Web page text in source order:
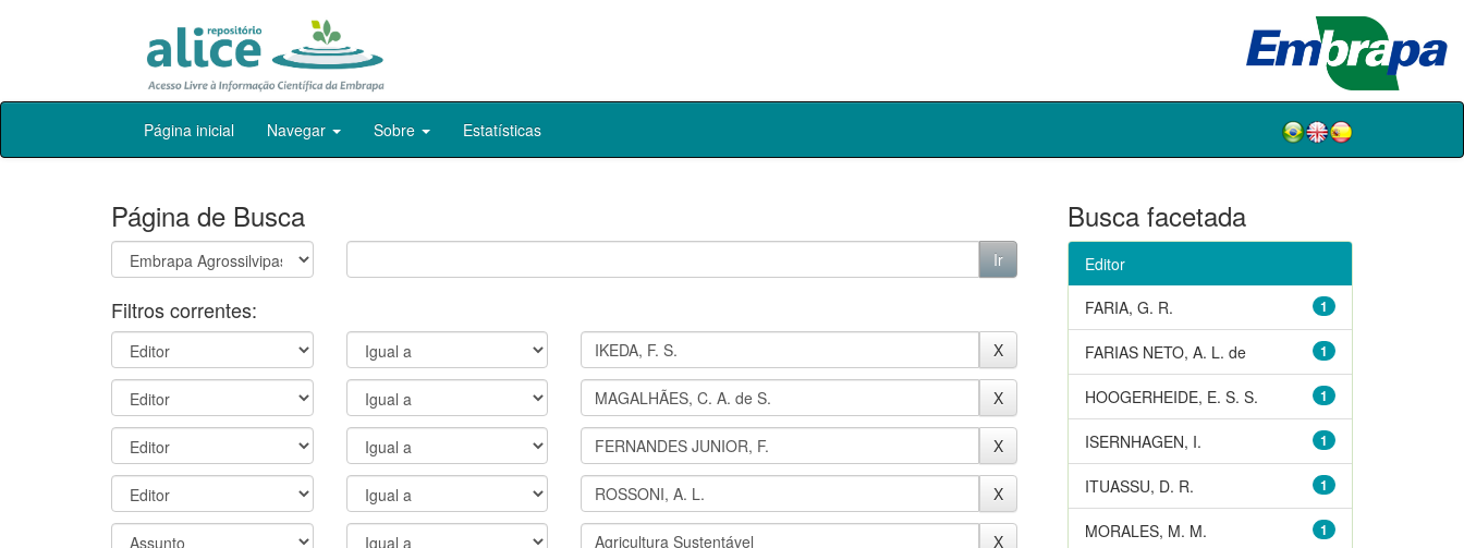
Skip
Página inicial Navegar Sobre Estatísticas
Página de Busca
Filtros correntes:
Busca facetada
Editor
1
FARIA, G. R.
1
FARIAS NETO, A. L. de
1
HOOGERHEIDE, E. S. S.
1
ISERNHAGEN, I.
1
ITUASSU, D. R.
1
MORALES, M. M.